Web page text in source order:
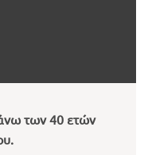
των 40 ετών